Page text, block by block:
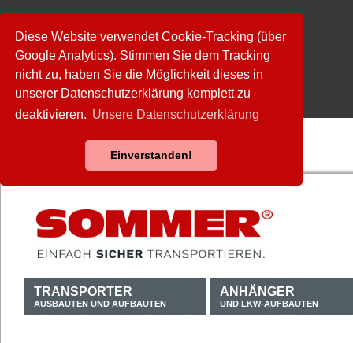
Diese Website verwendet Cookie-Tracking (über
Google Analytics). Stimmen Sie dem Tracking
nicht zu, haben Sie die Möglichkeit dieses in
unserer Datenschutzerklärung komplett zu
deaktivieren. Unsere Datenschutzerklärung
Einverstanden!
TRANSPORTER
AUSBAUTEN UND AUFBAUTEN
ANHÄNGER
UND LKW-AUFBAUTEN